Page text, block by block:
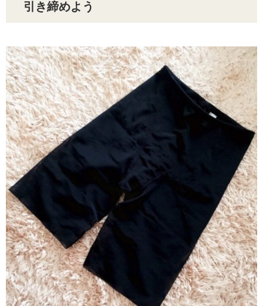
引き締めよう